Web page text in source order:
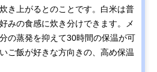
き上がるとのことです。白米は普
みの食感に炊き分けできます。メ
の蒸発を抑えて30時間の保温が可
ご飯が好きな方向きの、高め保温